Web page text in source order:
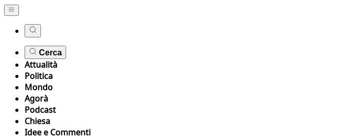
Cerca
Attualità
Politica
Mondo
Agorà
Podcast
Chiesa
Idee e Commenti